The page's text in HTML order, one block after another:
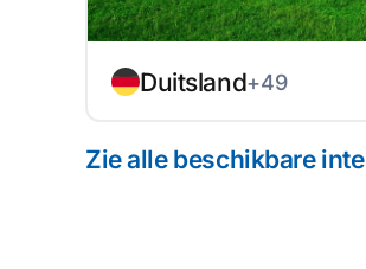
Duitsland+49
Zie alle beschikbare